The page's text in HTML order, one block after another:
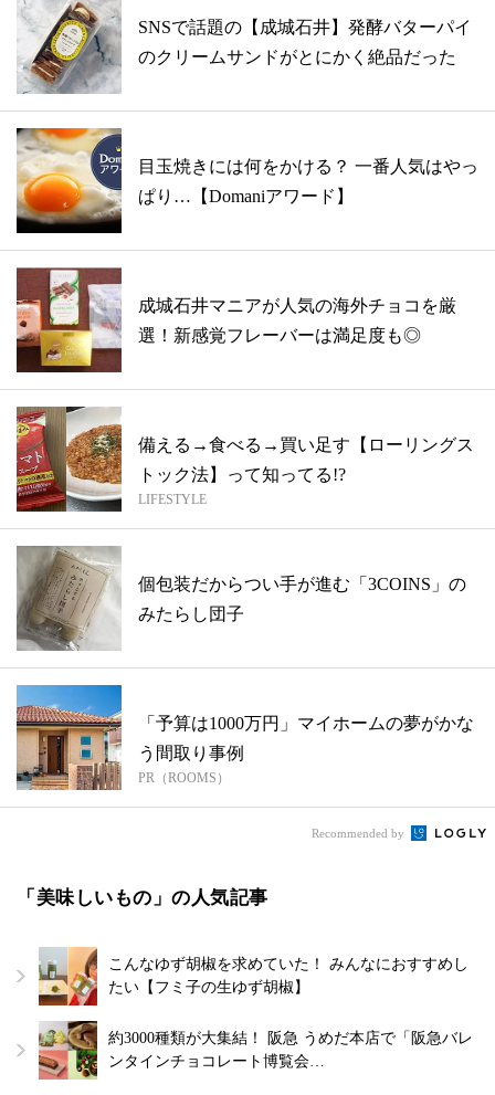
SNSで話題の【成城石井】発酵バターパイ
のクリームサンドがとにかく絶品だった
目玉焼きには何をかける？ 一番人気はやっ
ぱり…【Domaniアワード】
成城石井マニアが人気の海外チョコを厳
選！新感覚フレーバーは満足度も◎
備える→食べる→買い足す【ローリングス
トック法】って知ってる!?
LIFESTYLE
個包装だからつい手が進む「3COINS」の
みたらし団子
「予算は1000万円」マイホームの夢がかな
う間取り事例
PR（ROOMS）
Recommended by
「美味しいもの」の人気記事
こんなゆず胡椒を求めていた！ みんなにおすすめし
たい【フミ子の生ゆず胡椒】
約3000種類が大集結！ 阪急 うめだ本店で「阪急バレ
ンタインチョコレート博覧会…